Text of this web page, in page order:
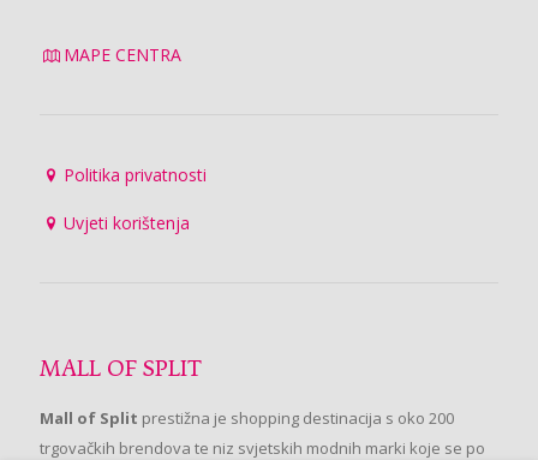
MAPE CENTRA
Politika privatnosti
Uvjeti korištenja
MALL OF SPLIT
Mall of Split prestižna je shopping destinacija s oko 200
trgovačkih brendova te niz svjetskih modnih marki koje se po